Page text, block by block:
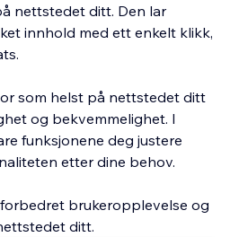
nettstedet ditt. Den lar
innhold med ett enkelt klikk,
som helst på nettstedet ditt
og bekvemmelighet. I
funksjonene deg justere
etter dine behov.
brukeropplevelse og
ditt.